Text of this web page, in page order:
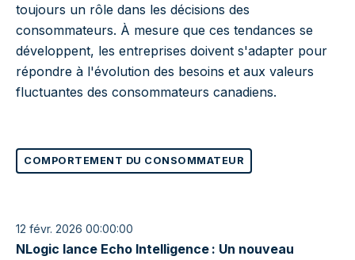
toujours un rôle dans les décisions des
consommateurs. À mesure que ces tendances se
développent, les entreprises doivent s'adapter pour
répondre à l'évolution des besoins et aux valeurs
fluctuantes des consommateurs canadiens.
COMPORTEMENT DU CONSOMMATEUR
12 févr. 2026 00:00:00
NLogic lance Echo Intelligence : Un nouveau